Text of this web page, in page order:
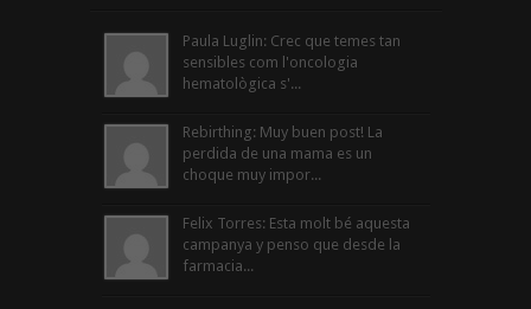
Paula Luglin: Crec que temes tan
sensibles com l'oncologia
hematològica s'...
Rebirthing: Muy buen post! La
perdida de una mama es un
choque muy impor...
Felix Torres: Esta molt bé aquesta
campanya y penso que desde la
farmacia...